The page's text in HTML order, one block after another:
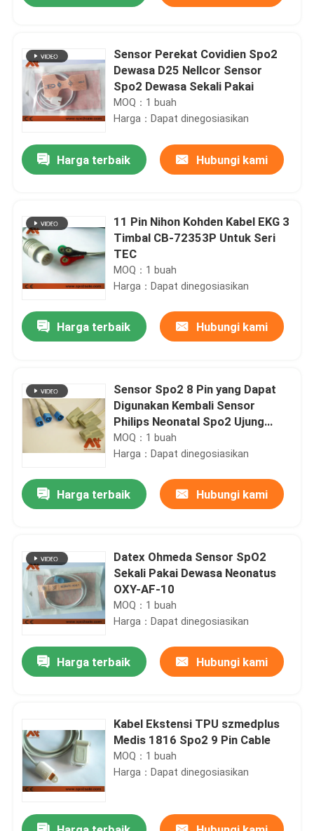
Rumah
Produk
Tentang kita
Sensor Perekat Covidien Spo2
Dewasa D25 Nellcor Sensor
Spo2 Dewasa Sekali Pakai
MOQ：1 buah
Harga：Dapat dinegosiasikan
Harga terbaik Hubungi kami
11 Pin Nihon Kohden Kabel EKG 3
Timbal CB-72353P Untuk Seri
TEC
MOQ：1 buah
Harga：Dapat dinegosiasikan
Harga terbaik Hubungi kami
Sensor Spo2 8 Pin yang Dapat
Digunakan Kembali Sensor
Philips Neonatal Spo2 Ujung
Lembut PR-A800-1006V
MOQ：1 buah
Harga：Dapat dinegosiasikan
Harga terbaik Hubungi kami
Datex Ohmeda Sensor SpO2
Sekali Pakai Dewasa Neonatus
OXY-AF-10
MOQ：1 buah
Harga：Dapat dinegosiasikan
Harga terbaik Hubungi kami
Kabel Ekstensi TPU szmedplus
Medis 1816 Spo2 9 Pin Cable
MOQ：1 buah
Harga：Dapat dinegosiasikan